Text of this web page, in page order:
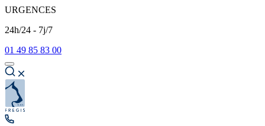
URGENCES
24h/24 - 7j/7
01 49 85 83 00